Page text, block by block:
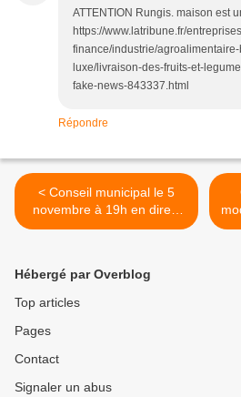
ATTENTION Rungis. maison est
https://www.latribune.fr/
finance/industrie/
luxe/livraison-des-fruits-et-
fake-news-843337.html
Répondre
< Conseil municipal le 5
novembre à 19h en direct
sur les réseaux sociaux :
Hébergé par Overblog
Top articles
Pages
Contact
Signaler un abus